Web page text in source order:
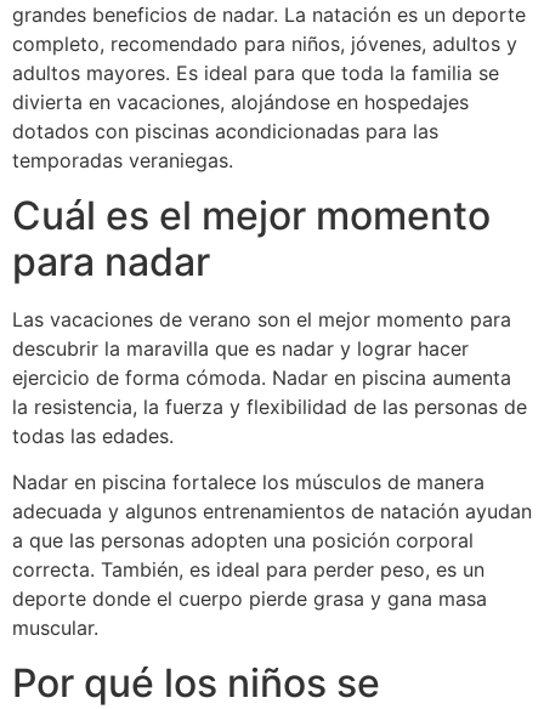
grandes beneficios de nadar. La natación es un deporte
completo, recomendado para niños, jóvenes, adultos y
adultos mayores. Es ideal para que toda la familia se
divierta en vacaciones, alojándose en hospedajes
dotados con piscinas acondicionadas para las
temporadas veraniegas.
Cuál es el mejor momento
para nadar
Las vacaciones de verano son el mejor momento para
descubrir la maravilla que es nadar y lograr hacer
ejercicio de forma cómoda. Nadar en piscina aumenta
la resistencia, la fuerza y flexibilidad de las personas de
todas las edades.
Nadar en piscina fortalece los músculos de manera
adecuada y algunos entrenamientos de natación ayudan
a que las personas adopten una posición corporal
correcta. También, es ideal para perder peso, es un
deporte donde el cuerpo pierde grasa y gana masa
muscular.
Por qué los niños se